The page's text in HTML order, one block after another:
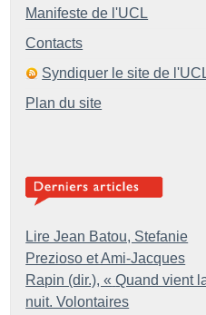
Manifeste de l'UCL
Contacts
Syndiquer le site de
Plan du site
Lire Jean Batou, Stefanie
Prezioso et Ami-Jacques
Rapin (dir.), « Quand vient
nuit. Volontaires